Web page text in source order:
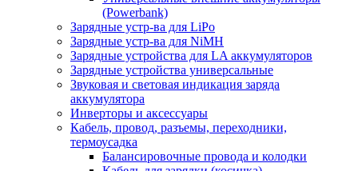
(Powerbank)
Зарядные устр-ва для LiPo
Зарядные устр-ва для NiMH
Зарядные устройства для LA аккумуляторов
Зарядные устройства универсальные
Звуковая и световая индикация заряда
аккумулятора
Инверторы и аксессуары
Кабель, провод, разъемы, переходники,
термоусадка
Балансировочные провода и колодки